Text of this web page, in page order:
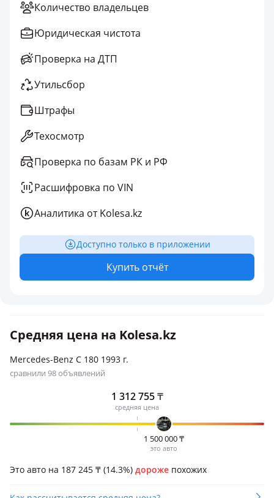
Количество владельцев
Юридическая чистота
Проверка на ДТП
Утильсбор
Штрафы
Техосмотр
Проверка по базам РК и РФ
Расшифровка по VIN
Аналитика от Kolesa.kz
Доступно только в приложении
Купить отчёт
Средняя цена на Kolesa.kz
Mercedes-Benz C 180 1993 г.
сравнили 98 объявлений
1 312 755₸
средняя цена
1 500 000₸
это авто
Это авто на 187 245 ₸ (14.3%) дороже похожих